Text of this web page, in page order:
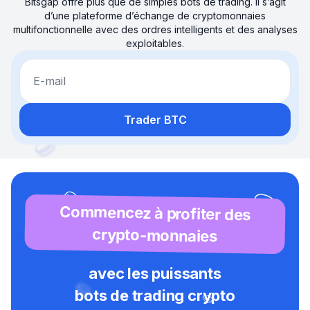
d’une plateforme d’échange de cryptomonnaies
multifonctionnelle avec des ordres intelligents et des analyses
exploitables.
E-mail
Trader BTC
Commencez à profiter des
crypto-monnaies
avec les puissants
bots de trading crypto